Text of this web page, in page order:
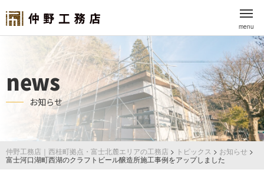
menu
news
お知らせ
仲野工務店｜西桂町拠点・富士北麓エリアの工務店 > トピックス > お知らせ >
富士河口湖町西湖のクラフトビール醸造所施工事例をアップしました